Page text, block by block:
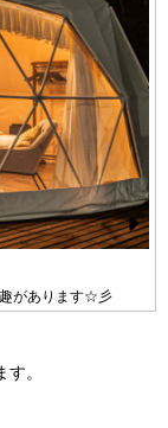
があります☆彡
N
。